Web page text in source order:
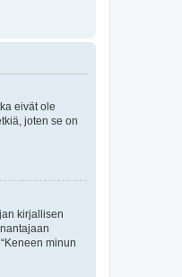
eivät ole
joten se on
kirjallisen
minun